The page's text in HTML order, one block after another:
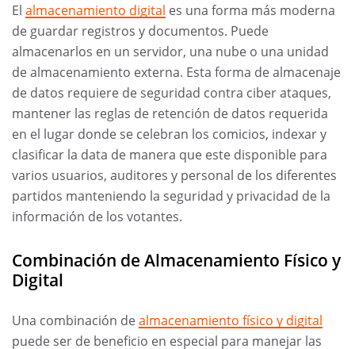
El almacenamiento digital es una forma más moderna
de guardar registros y documentos. Puede
almacenarlos en un servidor, una nube o una unidad
de almacenamiento externa. Esta forma de almacenaje
de datos requiere de seguridad contra ciber ataques,
mantener las reglas de retención de datos requerida
en el lugar donde se celebran los comicios, indexar y
clasificar la data de manera que este disponible para
varios usuarios, auditores y personal de los diferentes
partidos manteniendo la seguridad y privacidad de la
información de los votantes.
Combinación de Almacenamiento Físico y
Digital
Una combinación dealmacenamiento físico y digital
puede ser de beneficio en especial para manejar las